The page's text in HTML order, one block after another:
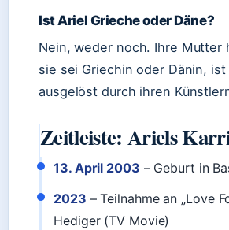
Ist Ariel Grieche oder Däne?
Nein, weder noch. Ihre Mutter
sie sei Griechin oder Dänin,
ausgelöst durch ihren
Zeitleiste: Ariels
13. April 2003 – Geburt in
2023 – Teilnahme an „Love
Hediger (TV Movie)